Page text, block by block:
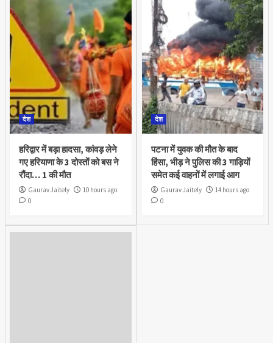
देश
हरिद्वार में बड़ा हादसा, कांवड़ लेने
गए हरियाणा के 3 दोस्तों को बस ने
रौंदा… 1 की मौत
Gaurav Jaitely
10 hours ago
0
देश
पटना में युवक की मौत के बाद
हिंसा, भीड़ ने पुलिस की 3 गाड़ियों
समेत कई वाहनों में लगाई आग
Gaurav Jaitely
14 hours ago
0